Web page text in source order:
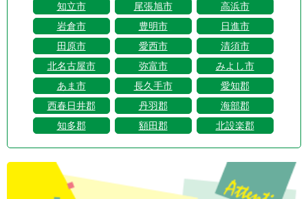
知立市
尾張旭市
高浜市
岩倉市
豊明市
日進市
田原市
愛西市
清須市
北名古屋市
弥富市
みよし市
あま市
長久手市
愛知郡
西春日井郡
丹羽郡
海部郡
知多郡
額田郡 北設楽郡